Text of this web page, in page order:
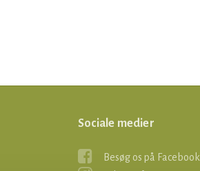
Sociale medier
Besøg os på Facebook